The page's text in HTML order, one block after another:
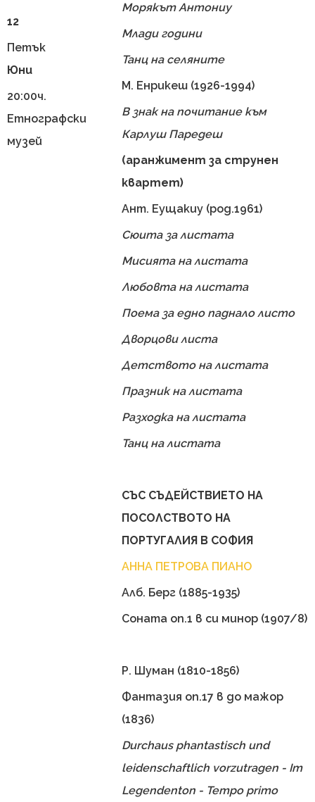
12
Петък
Юни
20:00ч.
Етнографски
музей
Морякът Антониу
Млади години
Танц на селяните
М. Енрикеш (1926-1994)
В знак на почитание към
Карлуш Паредеш
(аранжимент за струнен
квартет)
Ант. Еущакиу (род.1961)
Сюита за листата
Мисията на листата
Любовта на листата
Поема за едно паднало листо
Дворцови листа
Детството на листата
Празник на листата
Разходка на листата
Танц на листата
СЪС СЪДЕЙСТВИЕТО НА
ПОСОЛСТВОТО НА
ПОРТУГАЛИЯ В СОФИЯ
АННА ПЕТРОВА ПИАНО
Алб. Берг (1885-1935)
Соната оп.1 в си минор (1907/8)
Р. Шуман (1810-1856)
Фантазия оп.17 в до мажор
(1836)
Durchaus phantastisch und
leidenschaftlich vorzutragen - Im
Legendenton - Tempo primo